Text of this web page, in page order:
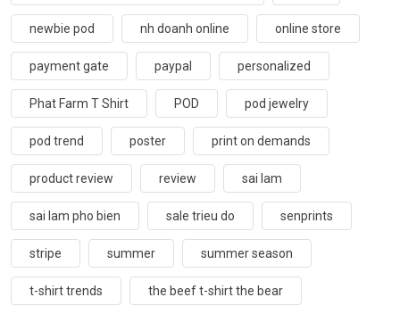
newbie pod nh doanh online online store
payment gate paypal personalized
Phat Farm T Shirt POD pod jewelry
pod trend poster print on demands
product review review sai lam
sai lam pho bien sale trieu do senprints
stripe summer summer season
t-shirt trends the beef t-shirt the bear